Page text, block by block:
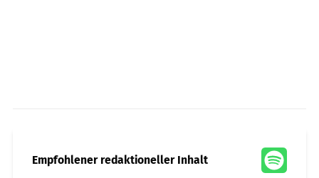
Empfohlener redaktioneller Inhalt